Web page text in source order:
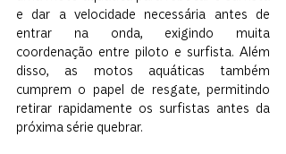
e dar a velocidade necessária antes de
entrar na onda, exigindo muita
coordenação entre piloto e surfista. Além
disso, as motos aquáticas também
cumprem o papel de resgate, permitindo
retirar rapidamente os surfistas antes da
próxima série quebrar.